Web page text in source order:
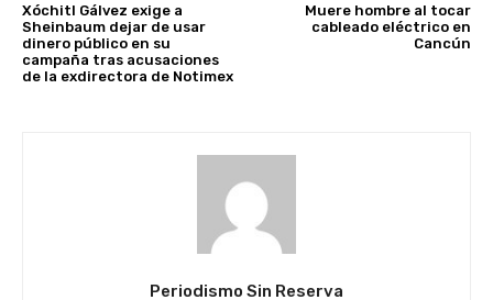
Xóchitl Gálvez exige a
Sheinbaum dejar de usar
dinero público en su
campaña tras acusaciones
de la exdirectora de Notimex
Muere hombre al tocar
cableado eléctrico en
Cancún
Periodismo Sin Reserva